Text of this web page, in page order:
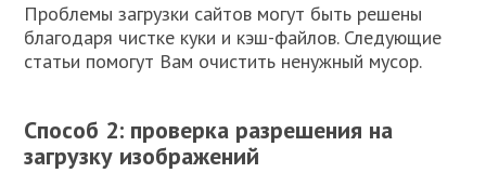
Проблемы загрузки сайтов могут быть решены
благодаря чистке куки и кэш-файлов. Следующие
статьи помогут Вам очистить ненужный мусор.
Способ 2: проверка разрешения на
загрузку изображений